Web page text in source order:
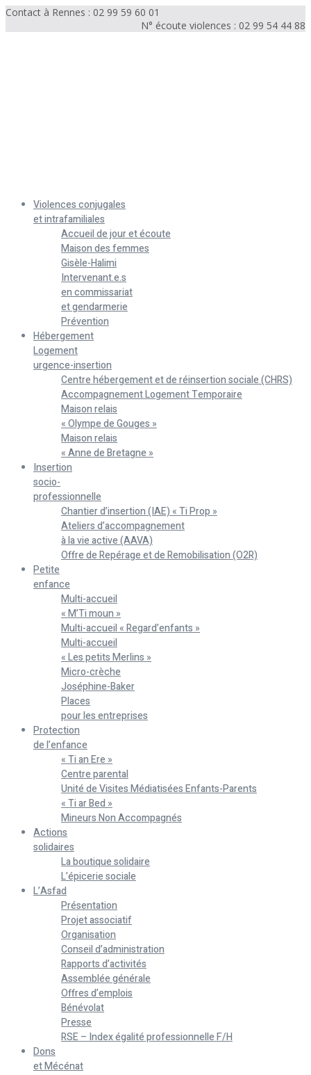
Contact à Rennes : 02 99 59 60 01
N° écoute violences : 02 99 54 44 88
Violences conjugales
et intrafamiliales
Accueil de jour et écoute
Maison des femmes
Gisèle-Halimi
Intervenant.e.s
en commissariat
et gendarmerie
Prévention
Hébergement
Logement
urgence-insertion
Centre hébergement et de réinsertion sociale (CHRS)
Accompagnement Logement Temporaire
Maison relais
« Olympe de Gouges »
Maison relais
« Anne de Bretagne »
Insertion
socio-
professionnelle
Chantier d’insertion (IAE) « Ti Prop »
Ateliers d’accompagnement
à la vie active (AAVA)
Offre de Repérage et de Remobilisation (O2R)
Petite
enfance
Multi-accueil
« M’Ti moun »
Multi-accueil « Regard’enfants »
Multi-accueil
« Les petits Merlins »
Micro-crèche
Joséphine-Baker
Places
pour les entreprises
Protection
de l’enfance
« Ti an Ere »
Centre parental
Unité de Visites Médiatisées Enfants-Parents
« Ti ar Bed »
Mineurs Non Accompagnés
Actions
solidaires
La boutique solidaire
L’épicerie sociale
L’Asfad
Présentation
Projet associatif
Organisation
Conseil d’administration
Rapports d’activités
Assemblée générale
Offres d’emplois
Bénévolat
Presse
RSE – Index égalité professionnelle F/H
Dons
et Mécénat